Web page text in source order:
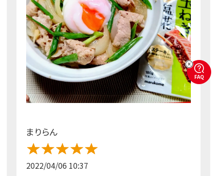
まりらん
2022/04/06 10:37
FAQ